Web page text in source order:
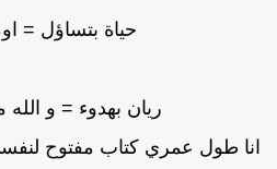
حياة بتساؤل =
ريان بهدوء = و الله
طول عمري كتاب مفتوح لنفسي